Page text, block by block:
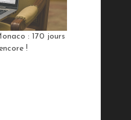
: 170 jours
!